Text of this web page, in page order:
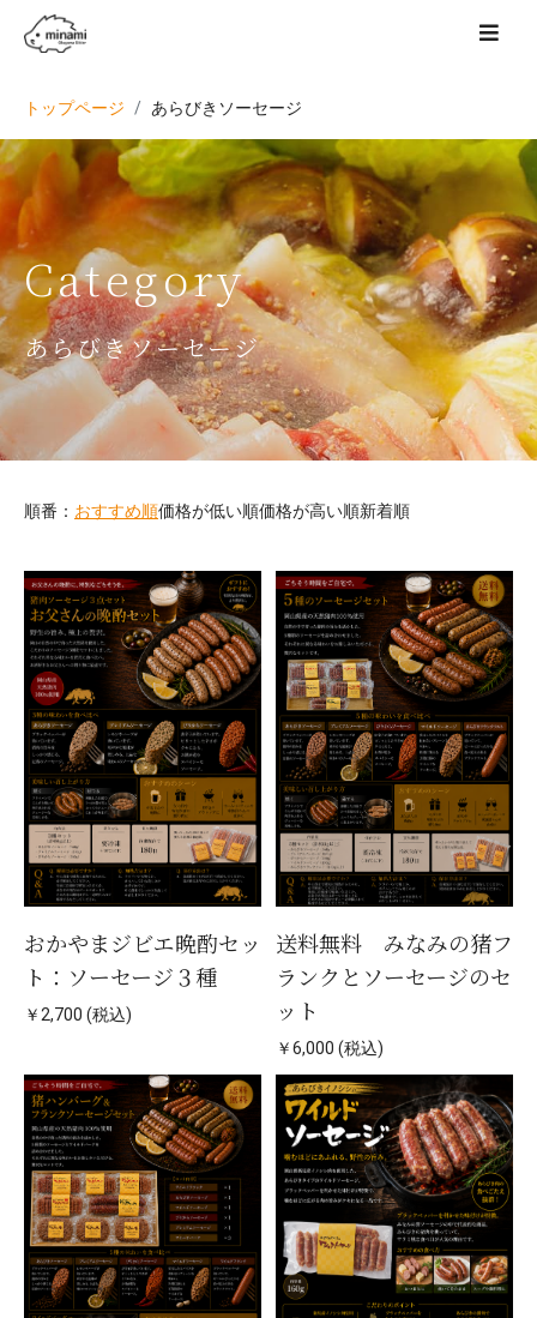
トップページ あらびきソーセージ
Category
あらびきソーセージ
順番： おすすめ順価格が低い順価格が高い順新着順
おかやまジビエ晩酌セッ
ト：ソーセージ３種
￥2,700 (税込)
送料無料 みなみの猪フ
ランクとソーセージのセ
ット
￥6,000 (税込)